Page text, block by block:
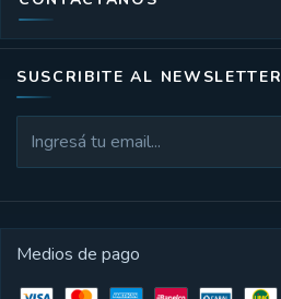
SUSCRIBITE AL NEWSLETTER
Medios de pago